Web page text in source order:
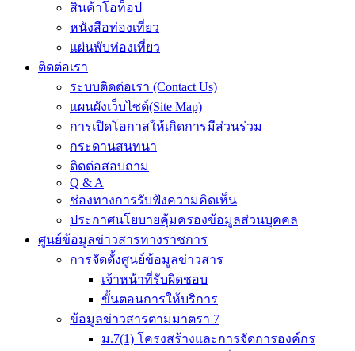
สินค้าโอท็อป
หนังสือท่องเที่ยว
แผ่นพับท่องเที่ยว
ติดต่อเรา
ระบบติดต่อเรา (Contact Us)
แผนผังเว็บไซต์(Site Map)
การเปิดโอกาสให้เกิดการมีส่วนร่วม
กระดานสนทนา
ติดต่อสอบถาม
Q & A
ช่องทางการรับฟังความคิดเห็น
ประกาศนโยบายคุ้มครองข้อมูลส่วนบุคคล
ศูนย์ข้อมูลข่าวสารทางราชการ
การจัดตั้งศูนย์ข้อมูลข่าวสาร
เจ้าหน้าที่รับผิดชอบ
ขั้นตอนการให้บริการ
ข้อมูลข่าวสารตามมาตรา 7
ม.7(1) โครงสร้างและการจัดการองค์กร